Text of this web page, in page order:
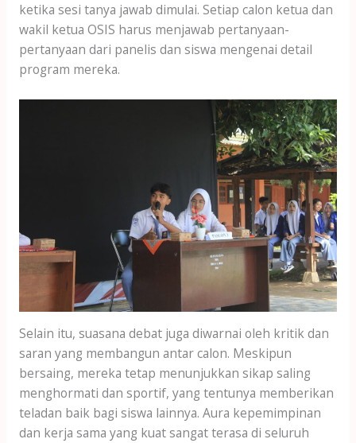
ketika sesi tanya jawab dimulai. Setiap calon ketua dan
wakil ketua OSIS harus menjawab pertanyaan-
pertanyaan dari panelis dan siswa mengenai detail
program mereka.
Selain itu, suasana debat juga diwarnai oleh kritik dan
saran yang membangun antar calon. Meskipun
bersaing, mereka tetap menunjukkan sikap saling
menghormati dan sportif, yang tentunya memberikan
teladan baik bagi siswa lainnya. Aura kepemimpinan
dan kerja sama yang kuat sangat terasa di seluruh